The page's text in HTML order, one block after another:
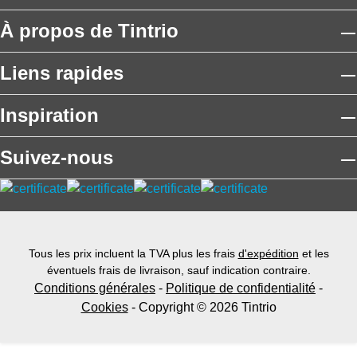
À propos de Tintrio
Liens rapides
Inspiration
Suivez-nous
Tous les prix incluent la TVA plus les frais d'expédition et les
éventuels frais de livraison, sauf indication contraire.
Conditions générales - Politique de confidentialité -
Cookies- Copyright © 2026 Tintrio